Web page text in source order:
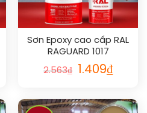
Sơn Epoxy cao cấp RAL
RAGUARD 1017
2.563₫ 1.409₫